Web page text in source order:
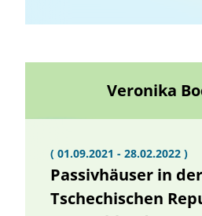
Veronika
( 01.09.2021 - 28.02.2022 )
Passivhäuser in der
Tschechischen